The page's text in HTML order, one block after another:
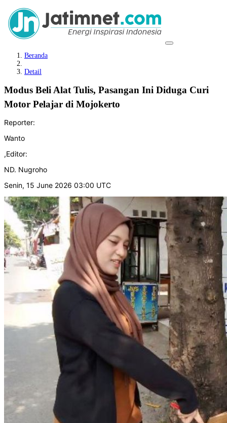
Beranda
Detail
Modus Beli Alat Tulis, Pasangan Ini Diduga Curi
Motor Pelajar di Mojokerto
Reporter:
Wanto
,Editor:
ND. Nugroho
Senin, 15 June 2026 03:00 UTC